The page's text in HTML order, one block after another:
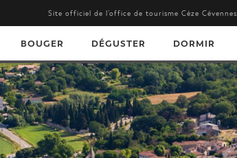
Site officiel de l’office de tourisme Cèze Cévennes
BOUGER DÉGUSTER DORMIR